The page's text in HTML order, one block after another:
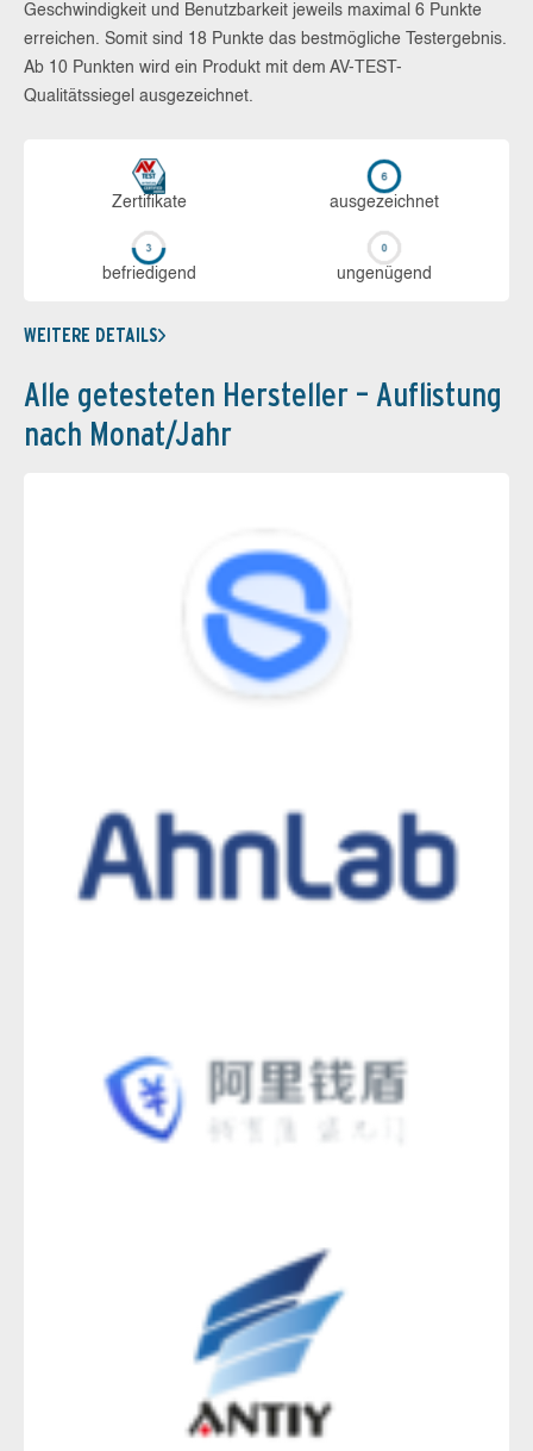
Geschwindigkeit und Benutzbarkeit jeweils maximal 6 Punkte
erreichen. Somit sind 18 Punkte das bestmögliche Testergebnis.
Ab 10 Punkten wird ein Produkt mit dem AV-TEST-
Qualitätssiegel ausgezeichnet.
Zerti­fikate aus­ge­zeich­net
be­frie­di­gend un­ge­nü­gend
WEITERE DETAILS
Alle getesteten Hersteller – Auflistung
nach Monat/Jahr